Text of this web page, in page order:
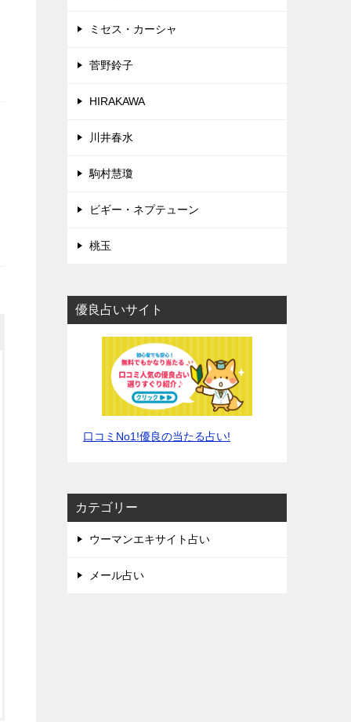
ミセス・カーシャ
菅野鈴子
HIRAKAWA
川井春水
駒村慧瓊
ビギー・ネプテューン
桃玉
優良占いサイト
口コミNo1!優良の当たる占い!
カテゴリー
ウーマンエキサイト占い
メール占い